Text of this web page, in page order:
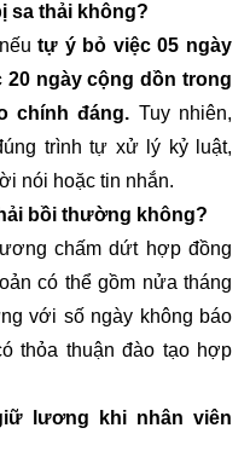
sa thải không?
nếutự ý bỏ việc 05 ngày
ngày cộng dồn trong
chính đáng. Tuy nhiên,
trình tự xử lý kỷ luật,
nói hoặc tin nhắn.
bồi thường không?
chấm dứt hợp đồng
có thể gồm nửa tháng
với số ngày không báo
thỏa thuận đào tạo hợp
lương khi nhân viên